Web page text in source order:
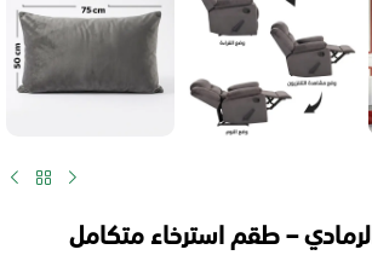
– طقم استرخاء متكامل